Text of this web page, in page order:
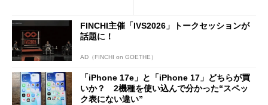
FINCHI主催「IVS2026」トークセッションが
話題に！
AD（FINCHI on GOETHE）
「iPhone 17e」と「iPhone 17」どちらが買
いか？ 2機種を使い込んで分かった“スペッ
ク表にない違い”